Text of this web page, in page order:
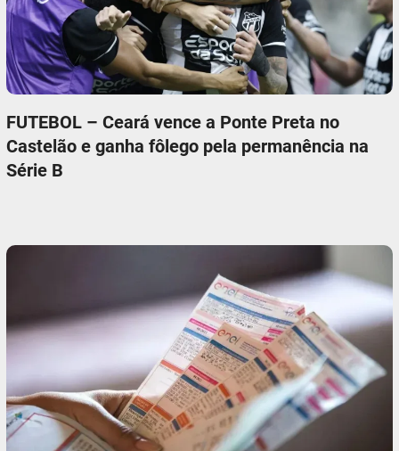
FUTEBOL – Ceará vence a Ponte Preta no
Castelão e ganha fôlego pela permanência na
Série B